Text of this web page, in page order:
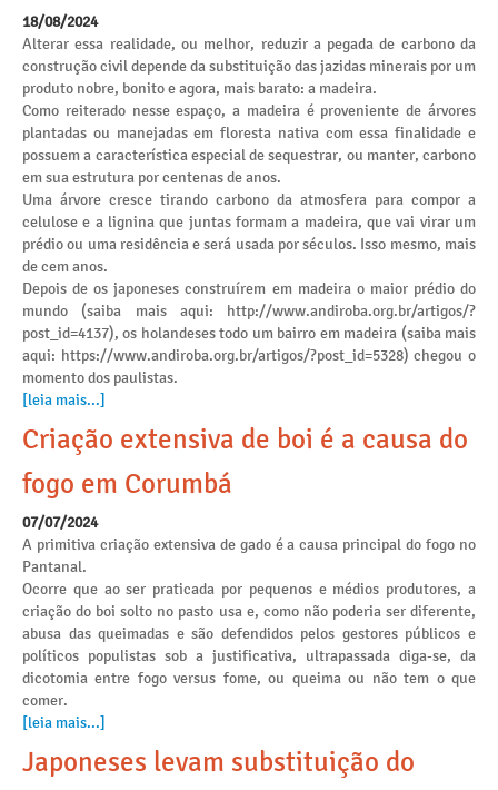
18/08/2024
Alterar essa realidade, ou melhor, reduzir a pegada de carbono da
construção civil depende da substituição das jazidas minerais por um
produto nobre, bonito e agora, mais barato: a madeira.
Como reiterado nesse espaço, a madeira é proveniente de árvores
plantadas ou manejadas em floresta nativa com essa finalidade e
possuem a característica especial de sequestrar, ou manter, carbono
em sua estrutura por centenas de anos.
Uma árvore cresce tirando carbono da atmosfera para compor a
celulose e a lignina que juntas formam a madeira, que vai virar um
prédio ou uma residência e será usada por séculos. Isso mesmo, mais
de cem anos.
Depois de os japoneses construírem em madeira o maior prédio do
mundo (saiba mais aqui: http://www.andiroba.org.br/artigos/?
post_id=4137), os holandeses todo um bairro em madeira (saiba mais
aqui: https://www.andiroba.org.br/artigos/?post_id=5328) chegou o
momento dos paulistas.
[leia mais...]
Criação extensiva de boi é a causa do
fogo em Corumbá
07/07/2024
A primitiva criação extensiva de gado é a causa principal do fogo no
Pantanal.
Ocorre que ao ser praticada por pequenos e médios produtores, a
criação do boi solto no pasto usa e, como não poderia ser diferente,
abusa das queimadas e são defendidos pelos gestores públicos e
políticos populistas sob a justificativa, ultrapassada diga-se, da
dicotomia entre fogo versus fome, ou queima ou não tem o que
comer.
[leia mais...]
Japoneses levam substituição do